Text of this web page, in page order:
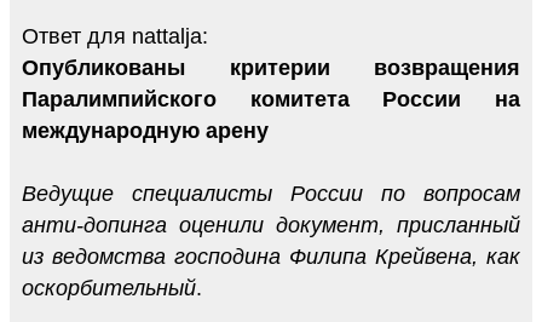
Ответ для nattalja:
Опубликованы критерии возвращения
Паралимпийского комитета России на
международную арену
Ведущие специалисты России по вопросам
анти-допинга оценили документ, присланный
из ведомства господина Филипа Крейвена, как
оскорбительный.